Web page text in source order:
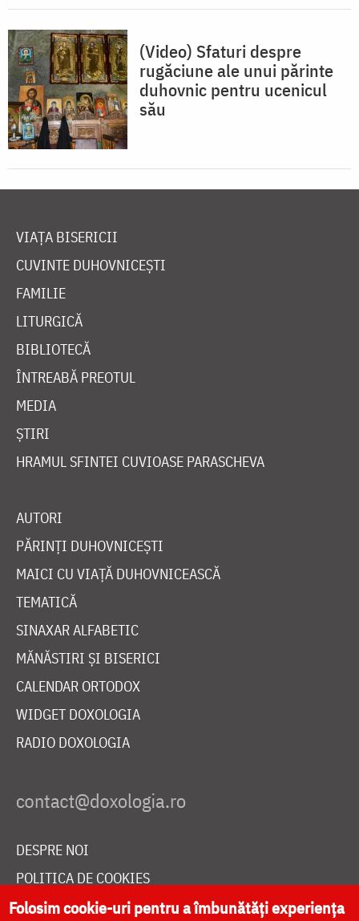
(Video) Sfaturi despre
rugăciune ale unui părinte
duhovnic pentru ucenicul
său
VIAȚA BISERICII
CUVINTE DUHOVNICEȘTI
FAMILIE
LITURGICĂ
BIBLIOTECĂ
ÎNTREABĂ PREOTUL
MEDIA
ȘTIRI
HRAMUL SFINTEI CUVIOASE PARASCHEVA
AUTORI
PĂRINȚI DUHOVNICEȘTI
MAICI CU VIAȚĂ DUHOVNICEASCĂ
TEMATICĂ
SINAXAR ALFABETIC
MĂNĂSTIRI ȘI BISERICI
CALENDAR ORTODOX
WIDGET DOXOLOGIA
RADIO DOXOLOGIA
DESPRE NOI
POLITICA DE COOKIES
DONEAZĂ ONLINE PENTRU CATEDRALA NAȚIONALĂ
Folosim cookie-uri pentru a îmbunătăți experiența